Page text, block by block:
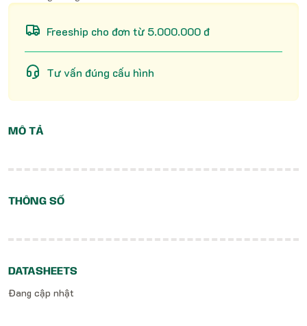
Freeship cho đơn từ 5.000.000 đ
Tư vấn đúng cấu hình
MÔ TẢ
THÔNG SỐ
DATASHEETS
Đang cập nhật